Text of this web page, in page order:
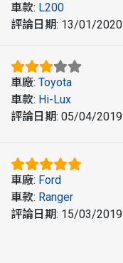
車款: L200
評論日期: 13/01/2020
車廠: Toyota
車款: Hi-Lux
評論日期: 05/04/2019
車廠: Ford
車款: Ranger
評論日期: 15/03/2019